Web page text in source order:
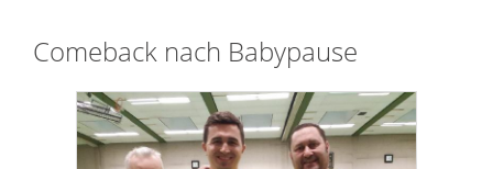
Comeback nach Babypause